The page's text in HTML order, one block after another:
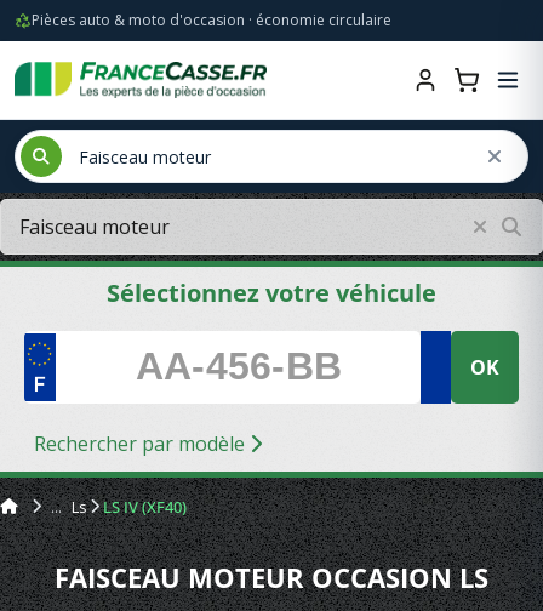
Pièces auto & moto d'occasion · économie circulaire
Sélectionnez votre véhicule
OK
Rechercher par modèle
Ls LS IV (XF40)
FAISCEAU MOTEUR OCCASION LS